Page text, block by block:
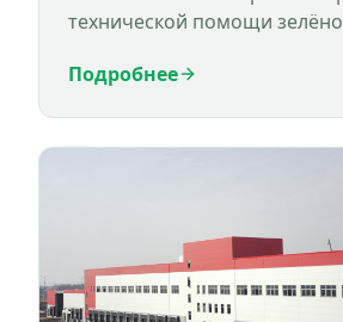
технической помощи
Подробнее